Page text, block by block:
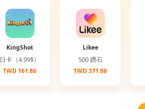
KingShot
日卡（4.99$）
TWD 161.86
Likee
500 鑽石
TWD 371.88